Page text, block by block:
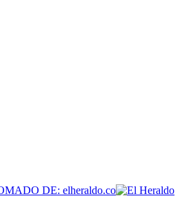
DE: elheraldo.co